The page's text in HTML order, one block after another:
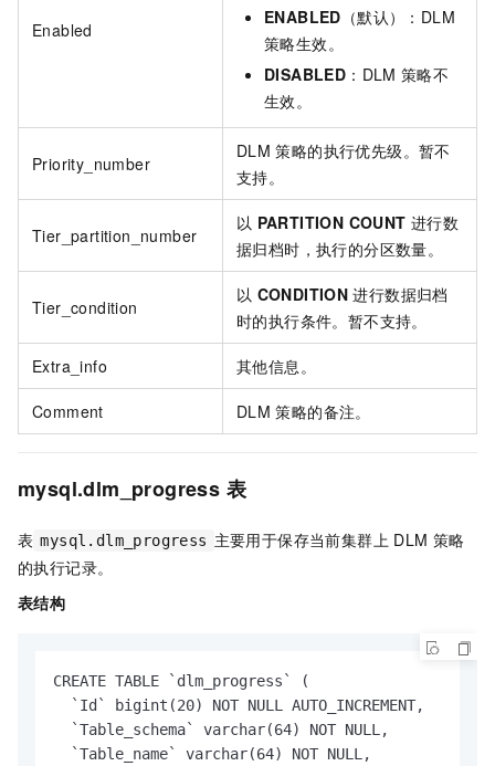
Enabled
ENABLED （默认）：DLM
策略生效。
DISABLED ：DLM 策略不
生效。
Priority_number
DLM 策略的执行优先级。暂不
支持。
Tier_partition_number
以 PARTITION COUNT 进行数
据归档时，执行的分区数量。
Tier_condition
以 CONDITION 进行数据归档
时的执行条件。暂不支持。
Extra_info 其他信息。
Comment DLM 策略的备注。
mysql.dlm_progress 表
表 mysql.dlm_progress 主要用于保存当前集群上 DLM 策略
的执行记录。
表结构
CREATE TABLE `dlm_progress` (
  `Id` bigint(20) NOT NULL AUTO_INCREMENT,
  `Table_schema` varchar(64) NOT NULL,
  `Table_name` varchar(64) NOT NULL,